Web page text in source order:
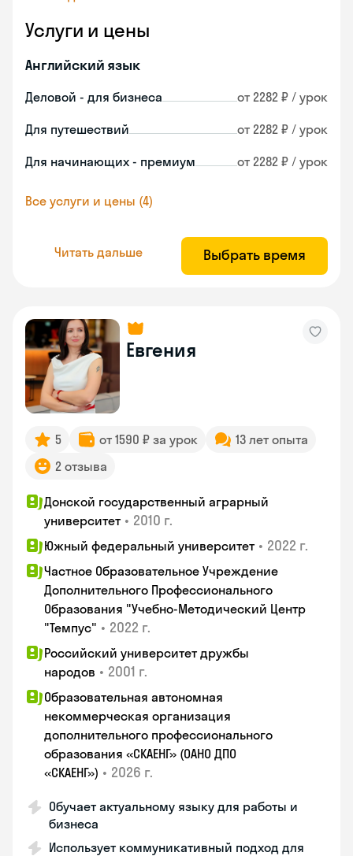
Услуги и цены
Английский язык
Деловой - для бизнеса от 2282 ₽ / урок
Для путешествий от 2282 ₽ / урок
Для начинающих - премиум от 2282 ₽ / урок
Все услуги и цены (4)
Читать дальше Выбрать время
Евгения
5 от 1590 ₽ за урок
13 лет опыта
2 отзыва
Донской государственный аграрный
университет • 2010 г.
Южный федеральный университет • 2022 г.
Частное Образовательное Учреждение
Дополнительного Профессионального
Образования "Учебно-Методический Центр
"Темпус" • 2022 г.
Российский университет дружбы
народов • 2001 г.
Образовательная автономная
некоммерческая организация
дополнительного профессионального
образования «СКАЕНГ» (ОАНО ДПО
«СКАЕНГ») • 2026 г.
Обучает актуальному языку для работы и
бизнеса
Использует коммуникативный подход для